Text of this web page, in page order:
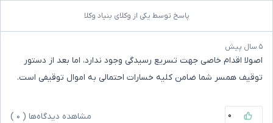
پاسخ توسط یکی از وکلای بنیاد وکلا
۵ سال پیش
اصولا اقدام خاصی جهت تسریع رسیدگی وجود ندارد، اما بعد از دستور
توقیف همسر شما ضامن کلیه خسارات احتمالی به اموال توقیفی است.
۰ مشاهده دیدگاه‌ها ( ۰